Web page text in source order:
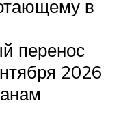
в
перенос
2026